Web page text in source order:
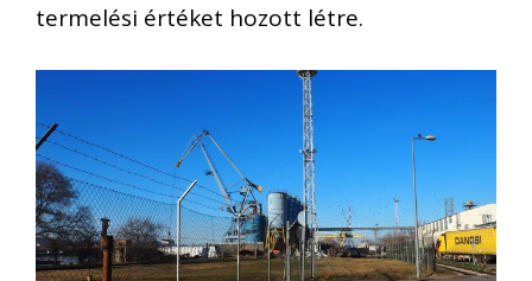
termelési értéket hozott létre.